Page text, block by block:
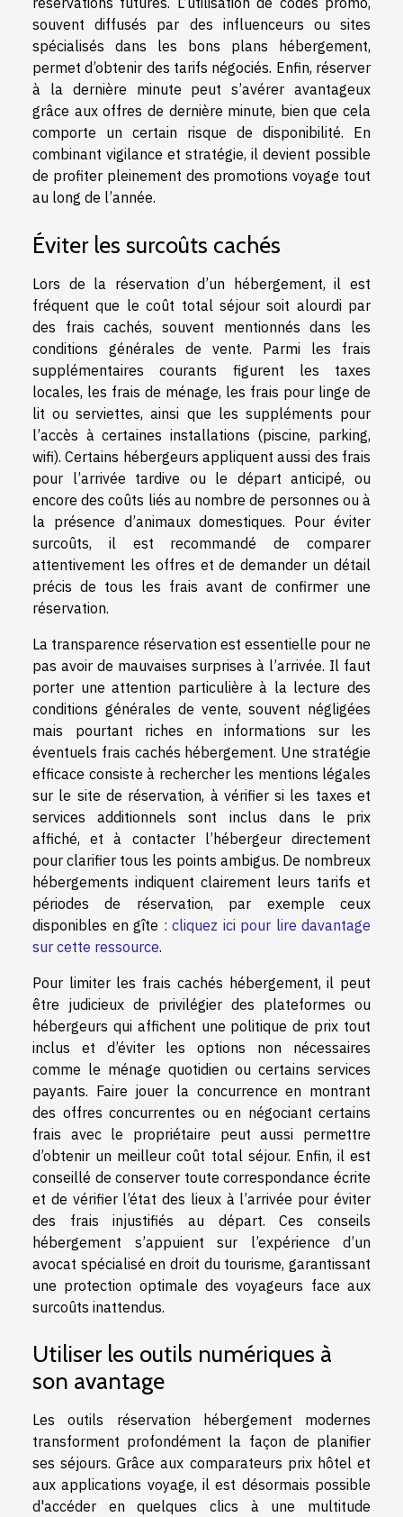
souvent diffusés par des influenceurs ou sites
spécialisés dans les bons plans hébergement,
permet d’obtenir des tarifs négociés. Enfin, réserver
à la dernière minute peut s’avérer avantageux
grâce aux offres de dernière minute, bien que cela
comporte un certain risque de disponibilité. En
combinant vigilance et stratégie, il devient possible
de profiter pleinement des promotions voyage tout
au long de l’année.
Éviter les surcoûts cachés
Lors de la réservation d’un hébergement, il est
fréquent que le coût total séjour soit alourdi par
des frais cachés, souvent mentionnés dans les
conditions générales de vente. Parmi les frais
supplémentaires courants figurent les taxes
locales, les frais de ménage, les frais pour linge de
lit ou serviettes, ainsi que les suppléments pour
l’accès à certaines installations (piscine, parking,
wifi). Certains hébergeurs appliquent aussi des frais
pour l’arrivée tardive ou le départ anticipé, ou
encore des coûts liés au nombre de personnes ou à
la présence d’animaux domestiques. Pour éviter
surcoûts, il est recommandé de comparer
attentivement les offres et de demander un détail
précis de tous les frais avant de confirmer une
réservation.
La transparence réservation est essentielle pour ne
pas avoir de mauvaises surprises à l’arrivée. Il faut
porter une attention particulière à la lecture des
conditions générales de vente, souvent négligées
mais pourtant riches en informations sur les
éventuels frais cachés hébergement. Une stratégie
efficace consiste à rechercher les mentions légales
sur le site de réservation, à vérifier si les taxes et
services additionnels sont inclus dans le prix
affiché, et à contacter l’hébergeur directement
pour clarifier tous les points ambigus. De nombreux
hébergements indiquent clairement leurs tarifs et
périodes de réservation, par exemple ceux
disponibles en gîte : cliquez ici pour lire davantage
sur cette ressource.
Pour limiter les frais cachés hébergement, il peut
être judicieux de privilégier des plateformes ou
hébergeurs qui affichent une politique de prix tout
inclus et d’éviter les options non nécessaires
comme le ménage quotidien ou certains services
payants. Faire jouer la concurrence en montrant
des offres concurrentes ou en négociant certains
frais avec le propriétaire peut aussi permettre
d’obtenir un meilleur coût total séjour. Enfin, il est
conseillé de conserver toute correspondance écrite
et de vérifier l’état des lieux à l’arrivée pour éviter
des frais injustifiés au départ. Ces conseils
hébergement s’appuient sur l’expérience d’un
avocat spécialisé en droit du tourisme, garantissant
une protection optimale des voyageurs face aux
surcoûts inattendus.
Utiliser les outils numériques à
son avantage
Les outils réservation hébergement modernes
transforment profondément la façon de planifier
ses séjours. Grâce aux comparateurs prix hôtel et
aux applications voyage, il est désormais possible
d'accéder en quelques clics à une multitude